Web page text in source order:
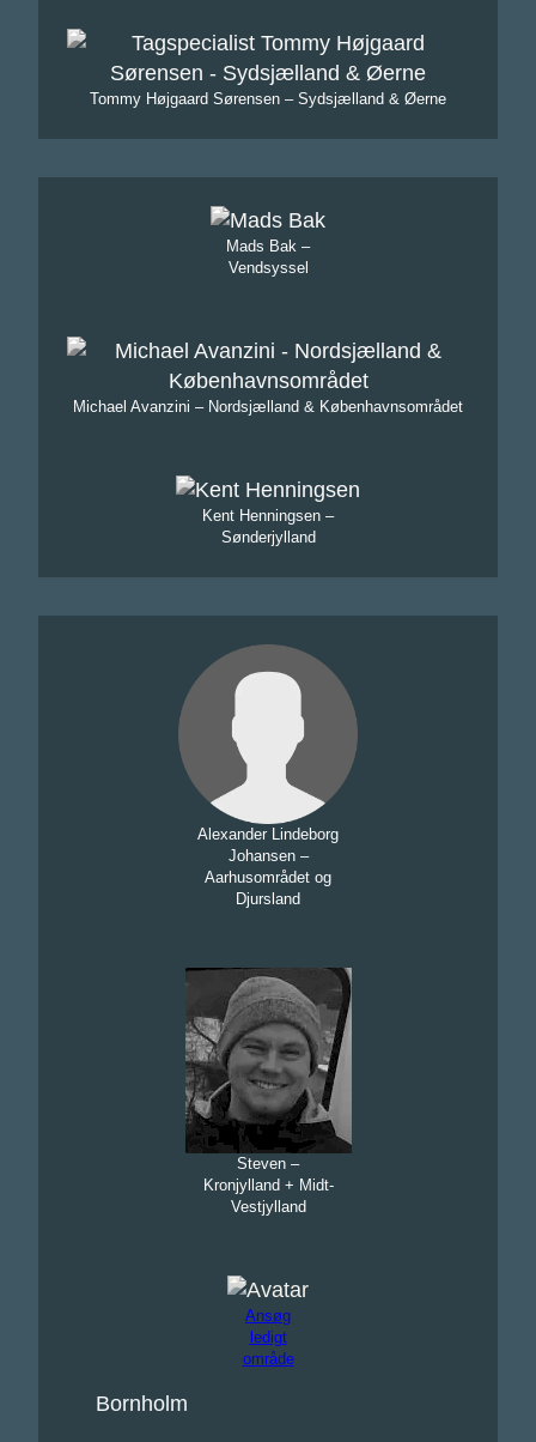
Tommy Højgaard Sørensen – Sydsjælland & Øerne
Mads Bak –
Vendsyssel
Michael Avanzini – Nordsjælland & Københavnsområdet
Kent Henningsen –
Sønderjylland
Alexander Lindeborg
Johansen –
Aarhusområdet og
Djursland
Steven –
Kronjylland + Midt-
Vestjylland
Ansøg
ledigt
område
Bornholm